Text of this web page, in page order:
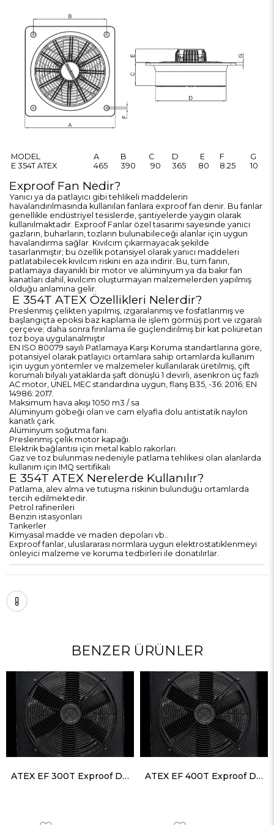
MODEL A B C D E F
G
E 354T ATEX
465 390 90 365 80 8.25 10
Exproof Fan Nedir?
Yanıcı ya da patlayıcı gibi tehlikeli maddelerin
havalandırılmasında kullanılan fanlara exproof fan denir. Bu fanlar
genellikle endüstriyel tesislerde, şantiyelerde yaygın olarak
kullanılmaktadır. Exproof Fanlar özel tasarımı sayesinde yanıcı
gazların, buharların, tozların bulunabileceği alanlar için uygun
havalandırma sağlar. Kıvılcım çıkarmayacak şekilde
tasarlanmıştır; bu özellik potansiyel olarak yanıcı maddeleri
patlatabilecek kıvılcım riskini en aza indirir. Bu, tüm fanın,
patlamaya dayanıklı bir motor ve alüminyum ya da bakır fan
kanatları dahil, kıvılcım oluşturmayan malzemelerden yapılmış
olduğu anlamına gelir.
E 354T ATEX Özellikleri Nelerdir?
Preslenmiş çelikten yapılmış, ızgaralanmış ve fosfatlanmış ve
başlangıçta epoksi baz kaplama ile işlem görmüş port ve ızgaralı
çerçeve; daha sonra fırınlama ile güçlendirilmiş bir kat poliüretan
toz boya uygulanalmıştır
EN ISO 80079 sayılı Patlamaya Karşı Koruma standartlarına göre,
potansiyel olarak patlayıcı ortamlara sahip ortamlarda kullanım
için uygun yöntemler ve malzemeler kullanılarak üretilmiş, çift
korumalı bilyalı yataklarda şaft dönüşlü 1 devirli, asenkron üç fazlı
AC motor, UNEL MEC standardına uygun, flanş B35, -36: 2016; EN
14986: 2017.
Maksimum hava akışı 1050 m3 / sa
Alüminyum göbeği olan ve cam elyafla dolu antistatik naylon
kanatlı çark.
Alüminyum soğutma fanı.
Preslenmiş çelik motor kapağı.
Elektrik bağlantısı için metal kablo rakorları.
Gaz ve toz bulunması nedeniyle patlama tehlikesi olan alanlarda
kullanım için IMQ sertifikalı
E 354T ATEX Nerelerde Kullanılır?
Patlama, alev alma ve tutuşma riskinin bulunduğu ortamlarda
tercih edilmektedir.
Petrol rafinerileri
Benzin istasyonları
Tankerler
Kimyasal madde ve maden depoları vb..
Exproof fanlar, uluslararası normlara uygun elektrostatiklenmeyi
önleyici malzeme ve koruma tedbirleri ile donatılırlar.
BENZER ÜRÜNLER
ATEX EF 300T Exproof Duvar Tipi Aksiyel Fan 2390 m³/h 1445 RPM ATEX EF 400T Exproof Duvar Tipi Aksiyel Fan 5200 m³/h 1350 RPM